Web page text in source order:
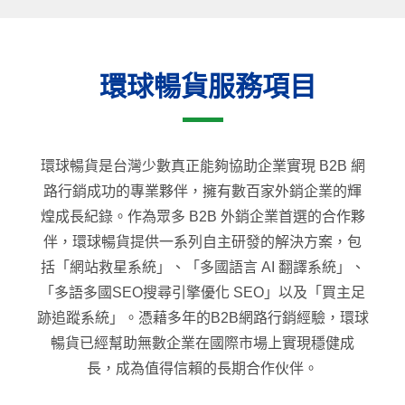
環球暢貨服務項目
環球暢貨是台灣少數真正能夠協助企業實現 B2B 網
路行銷成功的專業夥伴，擁有數百家外銷企業的輝
煌成長紀錄。作為眾多 B2B 外銷企業首選的合作夥
伴，環球暢貨提供一系列自主研發的解決方案，包
括「網站救星系統」、「多國語言 AI 翻譯系統」、
「多語多國SEO搜尋引擎優化 SEO」以及「買主足
跡追蹤系統」。憑藉多年的B2B網路行銷經驗，環球
暢貨已經幫助無數企業在國際市場上實現穩健成
長，成為值得信賴的長期合作伙伴。